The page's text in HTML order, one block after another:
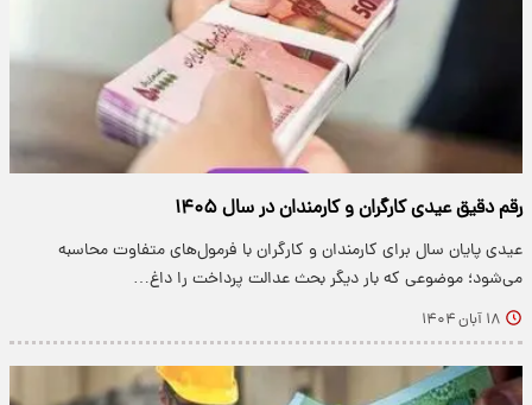
رقم دقیق عیدی کارگران و کارمندان در سال ۱۴۰۵
عیدی پایان سال برای کارمندان و کارگران با فرمول‌های متفاوت محاسبه
می‌شود؛ موضوعی که بار دیگر بحث عدالت پرداخت را داغ…
۱۸ آبان ۱۴۰۴